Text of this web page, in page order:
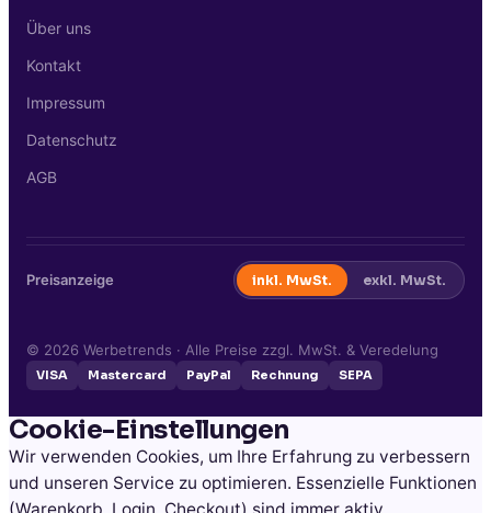
Über uns
Kontakt
Impressum
Datenschutz
AGB
Preisanzeige inkl. MwSt. exkl. MwSt.
© 2026 Werbetrends · Alle Preise zzgl. MwSt. & Veredelung
VISA Mastercard PayPal Rechnung SEPA
Cookie-Einstellungen
Wir verwenden Cookies, um Ihre Erfahrung zu verbessern
und unseren Service zu optimieren. Essenzielle Funktionen
(Warenkorb, Login, Checkout) sind immer aktiv.